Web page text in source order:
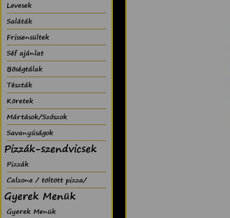
Levesek
Saláták
Frissensültek
Séf ajánlat
Bõségtálak
Tészták
Köretek
Mártások/Szószok
Savanyúságok
Pizzák-szendvicsek
Pizzák
Calzone / töltött pizza/
Gyerek Menük
Gyerek Menük